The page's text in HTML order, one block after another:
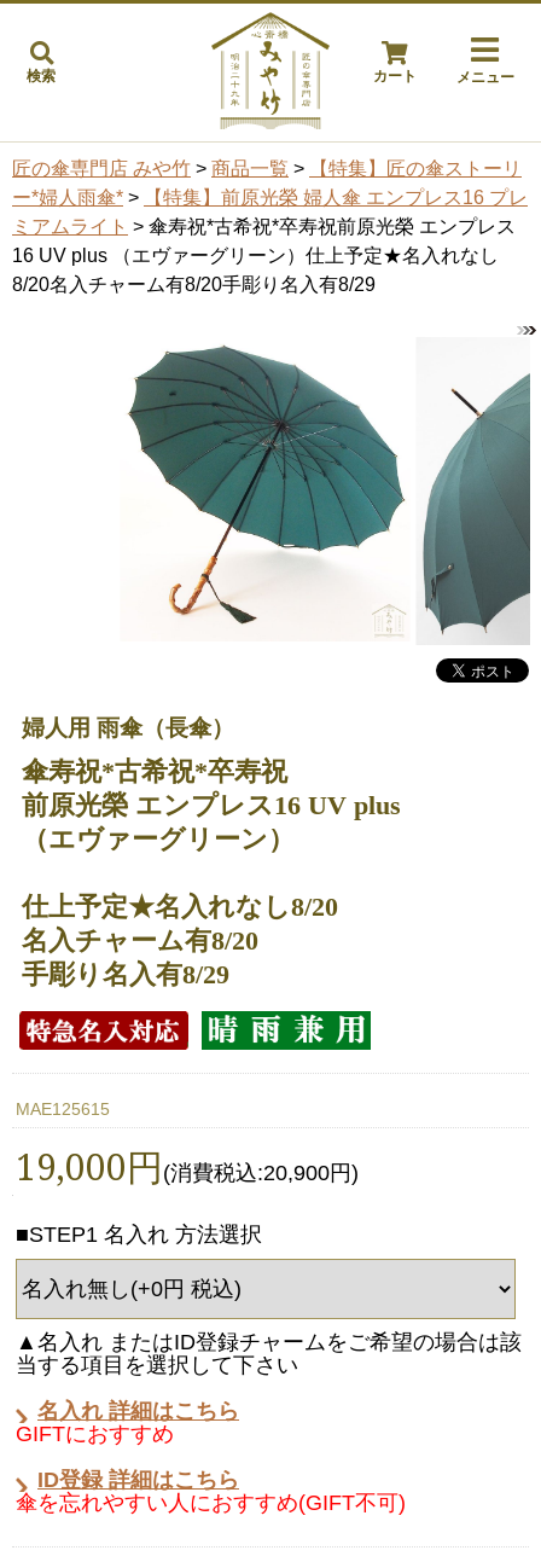
検索 カート メニュー
匠の傘専門店 みや竹 > 商品一覧 >
【特集】匠の傘ストーリ
ー*婦人雨傘* >
【特集】前原光榮 婦人傘 エンプレス16 プレ
ミアムライト > 傘寿祝*古希祝*卒寿祝前原光榮 エンプレス
16 UV plus （エヴァーグリーン）仕上予定★名入れなし
8/20名入チャーム有8/20手彫り名入有8/29
婦人用 雨傘（長傘）
傘寿祝*古希祝*卒寿祝
前原光榮 エンプレス16 UV plus
（エヴァーグリーン）
仕上予定★名入れなし8/20
名入チャーム有8/20
手彫り名入有8/29
MAE125615
19,000円 (消費税込:20,900円)
■STEP1 名入れ 方法選択
▲名入れ またはID登録チャームをご希望の場合は該
当する項目を選択して下さい
名入れ 詳細はこちら
GIFTにおすすめ
ID登録 詳細はこちら
傘を忘れやすい人におすすめ(GIFT不可)